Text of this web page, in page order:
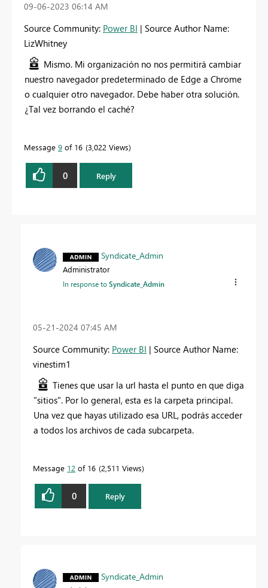
‎09-06-2023 06:14 AM
Source Community: Power BI | Source Author Name:
LizWhitney
Mismo. Mi organización no nos permitirá cambiar
nuestro navegador predeterminado de Edge a Chrome
o cualquier otro navegador. Debe haber otra solución.
¿Tal vez borrando el caché?
Message 9 of 16 3,022 Views
0 Reply
Syndicate_Admin
Administrator
In response toSyndicate_Admin
‎05-21-2024 07:45 AM
Source Community: Power BI | Source Author Name:
vinestim1
Tienes que usar la url hasta el punto en que diga
"sitios". Por lo general, esta es la carpeta principal.
Una vez que hayas utilizado esa URL, podrás acceder
a todos los archivos de cada subcarpeta.
Message 12 of 16 2,511 Views
0 Reply
Syndicate_Admin